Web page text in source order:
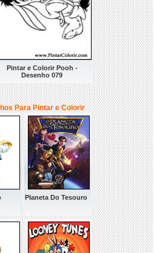
Pintar e Colorir Pooh -
Desenho 079
Para Pintar e Colorir
Planeta Do Tesouro